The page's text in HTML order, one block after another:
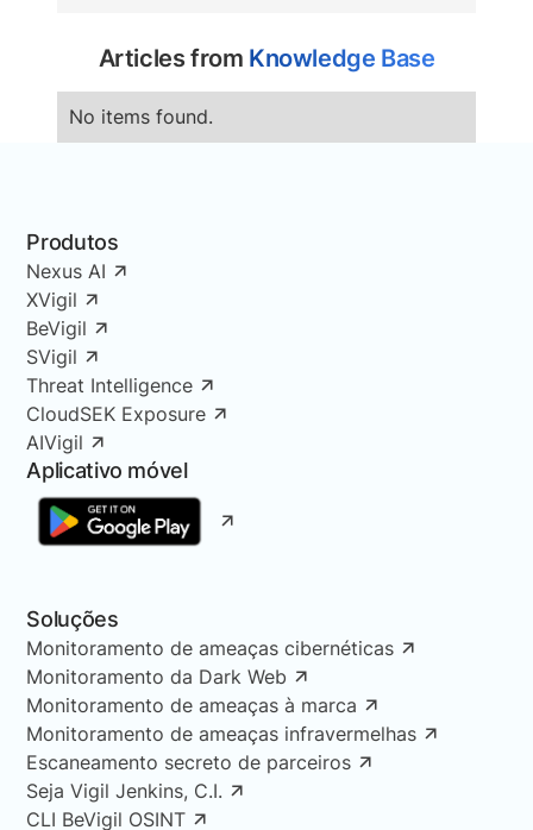
Articles from Knowledge Base
No items found.
Produtos
Nexus AI
XVigil
BeVigil
SVigil
Threat Intelligence
CloudSEK Exposure
AIVigil
Aplicativo móvel
Soluções
Monitoramento de ameaças cibernéticas
Monitoramento da Dark Web
Monitoramento de ameaças à marca
Monitoramento de ameaças infravermelhas
Escaneamento secreto de parceiros
Seja Vigil Jenkins, C.I.
CLI BeVigil OSINT